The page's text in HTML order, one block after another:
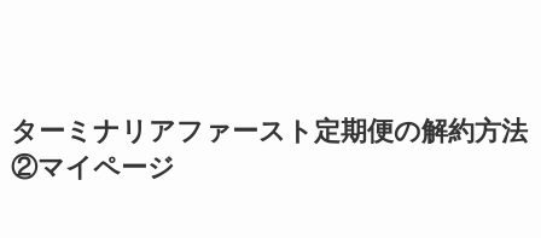
ターミナリアファースト定期便の解約方法
②マイページ